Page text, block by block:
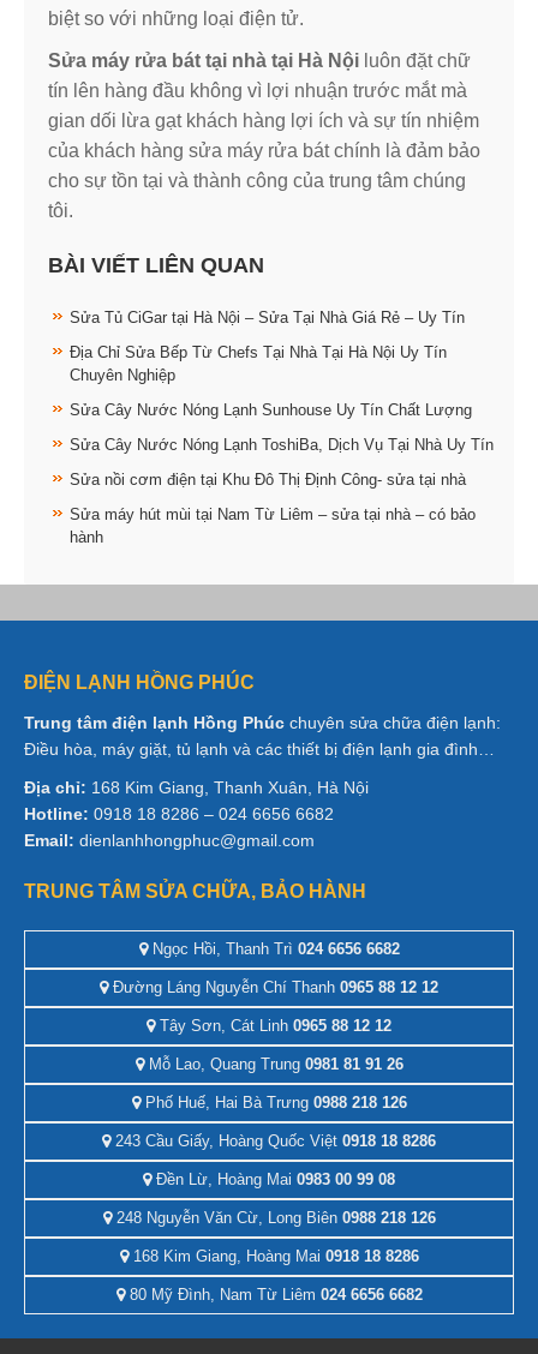
biệt so với những loại điện tử.
Sửa máy rửa bát tại nhà tại Hà Nội luôn đặt chữ
tín lên hàng đầu không vì lợi nhuận trước mắt mà
gian dối lừa gạt khách hàng lợi ích và sự tín nhiệm
của khách hàng sửa máy rửa bát chính là đảm bảo
cho sự tồn tại và thành công của trung tâm chúng
tôi.
BÀI VIẾT LIÊN QUAN
Sửa Tủ CiGar tại Hà Nội – Sửa Tại Nhà Giá Rẻ – Uy Tín
Địa Chỉ Sửa Bếp Từ Chefs Tại Nhà Tại Hà Nội Uy Tín
Chuyên Nghiệp
Sửa Cây Nước Nóng Lạnh Sunhouse Uy Tín Chất Lượng
Sửa Cây Nước Nóng Lạnh ToshiBa, Dịch Vụ Tại Nhà Uy Tín
Sửa nồi cơm điện tại Khu Đô Thị Định Công- sửa tại nhà
Sửa máy hút mùi tại Nam Từ Liêm – sửa tại nhà – có bảo
hành
ĐIỆN LẠNH HỒNG PHÚC
Trung tâm điện lạnh Hồng Phúc chuyên sửa chữa điện lạnh:
Điều hòa, máy giặt, tủ lạnh và các thiết bị điện lạnh gia đình…
Địa chỉ: 168 Kim Giang, Thanh Xuân, Hà Nội
Hotline: 0918 18 8286 – 024 6656 6682
Email: dienlanhhongphuc@gmail.com
TRUNG TÂM SỬA CHỮA, BẢO HÀNH
Ngọc Hồi, Thanh Trì 024 6656 6682
Đường Láng Nguyễn Chí Thanh 0965 88 12 12
Tây Sơn, Cát Linh 0965 88 12 12
Mỗ Lao, Quang Trung0981 81 91 26
Phố Huế, Hai Bà Trưng0988 218 126
243 Cầu Giấy, Hoàng Quốc Việt 0918 18 8286
Đền Lừ, Hoàng Mai 0983 00 99 08
248 Nguyễn Văn Cừ, Long Biên0988 218 126
168 Kim Giang, Hoàng Mai 0918 18 8286
80 Mỹ Đình, Nam Từ Liêm 024 6656 6682